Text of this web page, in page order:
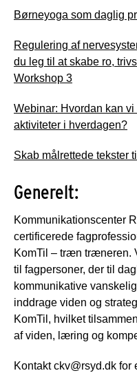
Børneyoga som daglig
Regulering af
du leg til at skabe ro,
Workshop 3
Webinar: Hvordan kan
aktiviteter i hverdagen?
Skab målrettede tekster
Generelt:
Kommunikationscenter
certificerede
KomTil – træn træneren.
til fagpersoner, der til
kommunikative
inddrage viden og
KomTil, hvilket
af viden, læring og
Kontakt ckv@rsyd.dk